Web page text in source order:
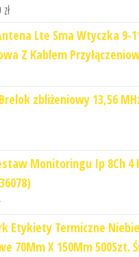
zł
Lte Sma Wtyczka 9-
Z Kablem
zbliżeniowy 13,56
Monitoringu Ip 8Ch 4
Etykiety Termiczne
70Mm X 150Mm 500Szt.